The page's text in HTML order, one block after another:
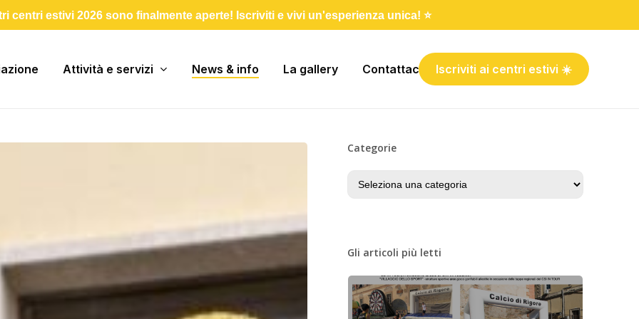
centri estivi 2026 sono finalmente aperte! Iscriviti e vivi un'esperienza unica! ⭐️
Attività e servizi News & info La gallery Contattaci Iscriviti ai centri estivi ☀️
Categorie
Categorie
Gli articoli più letti